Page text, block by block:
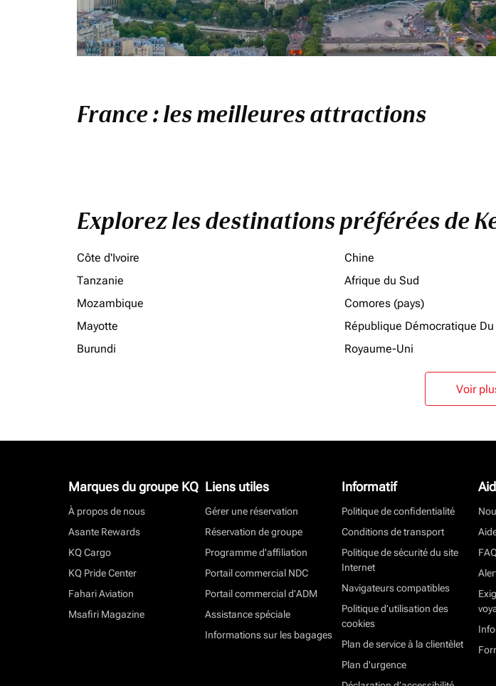
France : les meilleures attractions
Explorez les destinations préférées de
Côte d'Ivoire Chine
Tanzanie
Afrique du Sud
Mozambique
Comores (pays)
Mayotte
République Démocratique
Burundi
Royaume-Uni
Voir
Marques du groupe KQ
À propos de nous
Asante Rewards
KQ Cargo
KQ Pride Center
Fahari Aviation
Msafiri Magazine
Liens utiles
Gérer une réservation
Réservation de groupe
Programme d'affiliation
Portail commercial NDC
Portail commercial d’ADM
Assistance spéciale
Informations sur les bagages
Informatif
Politique de confidentialité
Conditions de transport
Politique de sécurité du site
Internet
Navigateurs compatibles
Politique d’utilisation des
cookies
Plan de service à la clientèlet
Plan d'urgence